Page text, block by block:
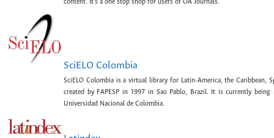
content. It's a one stop shop for users of OA Journals.
SciELO Colombia
SciELO Colombia is a virtual library for Latin-America, the Caribbean,
created by FAPESP in 1997 in Sao Pablo, Brazil. It is currently being
Universidad Nacional de Colombia.